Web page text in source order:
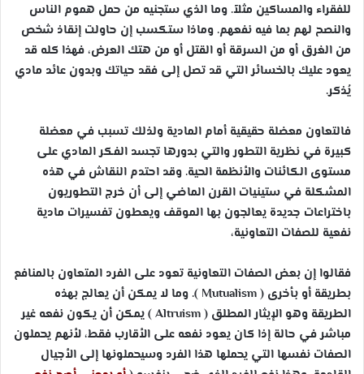
للفقراء والمساكين مثلاً. وما الذي ستجنيه من حمل هموم الناس
والنصح لهم بما فيه نفعهم. وماذا ستكسب إن حاولت إنقاذ شخص
من الغرق أو من السرقة أو القتل أو من هتك العرض، فهذا كله قد
يعود عليك بالخسائر التي قد تصل إلى فقد حياتك وبدون عائد مادي
يُذكر.
فالتعاون معضلة حقيقية أمام المادية ولذلك تسبب في معضلة
كبيرة في نظرية التطور والتي بدورها تجسد الفكر المادي على
مستوى الكائنات والأنظمة الحية. وقد احتدم النقاش في هذه
المشكلة في ستينيات القرن الماضي إلى أن خرج التطوريون
باختراعات جديدة يعالجون بها الموقف ويعطون تفسيرات مادية
نفعية للصفات التعاونية،
فقالوا إن بعض الصفات التعاونية تعود على الفرد المتعاون بالمنافع
بطريقة أو بأخرى (Mutualism ). وما لا يمكن أن يعالج بهذه
الطريقة وهو الإيثار المطلق (Altruism) يمكن أن يكون نفعه غير
مباشر في حالة إذا كان يعود نفعه على الأقارب فقط، لأنهم يحملون
الصفات نفسها التي يحملها هذا الفرد وسيحملونها إلى الأجيال